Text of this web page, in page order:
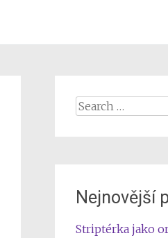
Search
Nejnovější
Striptérka jako